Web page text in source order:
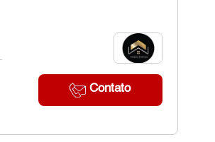
Contato